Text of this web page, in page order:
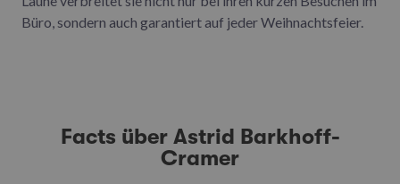
Büro, sondern auch garantiert auf jeder Weihnachtsfeier.
Facts über Astrid Barkhoff-
Cramer